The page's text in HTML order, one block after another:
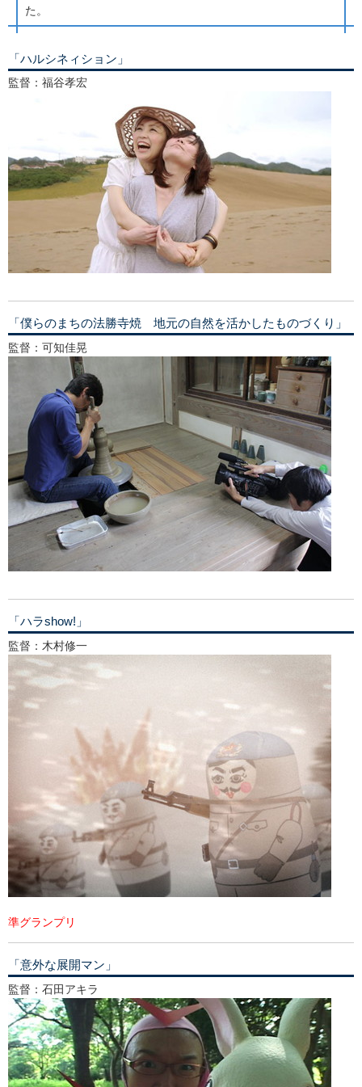
た。
「ハルシネィション」
監督：福谷孝宏
「僕らのまちの法勝寺焼 地元の自然を活かしたものづくり」
監督：可知佳晃
「ハラshow!」
監督：木村修一
準グランプリ
「意外な展開マン」
監督：石田アキラ